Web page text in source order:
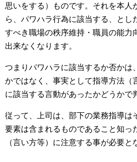
思いをする）ものです。それを本人
ら、パワハラ行為に該当する、とし
すべき職場の秩序維持・職員の能力
出来なくなります。
つまりパワハラに該当するか否かは
かではなく、事実として指導方法（
に該当する言動があったかどうかで
従って、上司は、部下の業務指導は
要素は含まれるものであること知っ
（言い方等）に注意する事が必要と